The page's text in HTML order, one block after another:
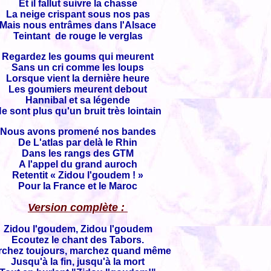
Et il fallut suivre la chasse
La neige crispant sous nos pas
Mais nous entrâmes dans l'Alsace
Teintant de rouge le verglas
Regardez les goums qui meurent
Sans un cri comme les loups
Lorsque vient la dernière heure
Les goumiers meurent debout
Hannibal et sa légende
sont plus qu'un bruit très lointain
Nous avons promené nos bandes
De L'atlas par delà le Rhin
Dans les rangs des GTM
A l'appel du grand auroch
Retentit « Zidou l'goudem ! »
Pour la France et le Maroc
Version complète :
Zidou l'goudem, Zidou l'goudem
Ecoutez le chant des Tabors.
toujours, marchez quand même
Jusqu'à la fin, jusqu'à la mort